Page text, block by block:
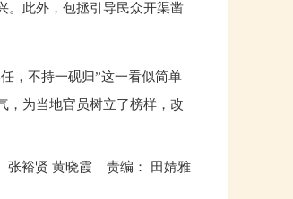
。此外，包拯引导民众开渠凿
，不持一砚归”这一看似简单
，为当地官员树立了榜样，改
张裕贤 黄晓霞 责编： 田婧雅